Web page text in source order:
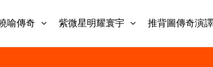
喻傳奇 紫微星明耀寰宇 推背圖傳奇演譯